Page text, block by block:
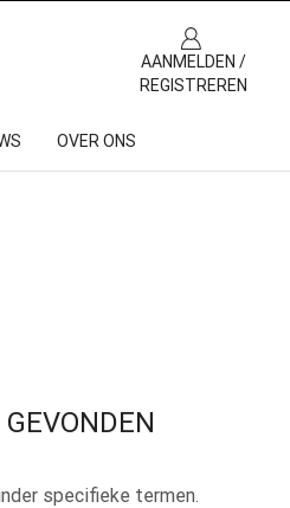
AANMELDEN /
REGISTREREN
OVER ONS
specifieke termen.